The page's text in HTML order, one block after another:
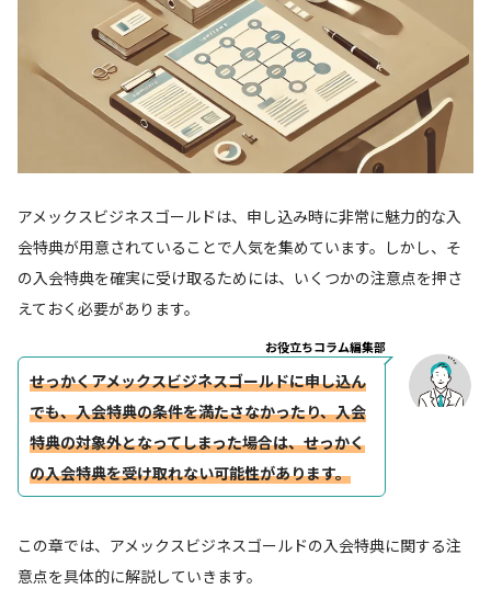
アメックスビジネスゴールドは、申し込み時に非常に魅力的な入
会特典が用意されていることで人気を集めています。しかし、そ
の入会特典を確実に受け取るためには、いくつかの注意点を押さ
えておく必要があります。
お役立ちコラム編集部
せっかくアメックスビジネスゴールドに申し込ん
でも、入会特典の条件を満たさなかったり、入会
特典の対象外となってしまった場合は、せっかく
の入会特典を受け取れない可能性があります。
この章では、アメックスビジネスゴールドの入会特典に関する注
意点を具体的に解説していきます。